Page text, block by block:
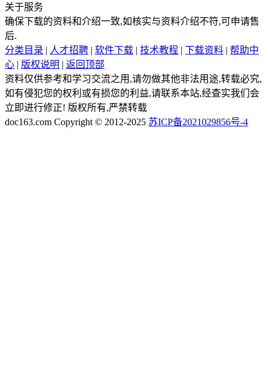
关于服务
确保下载的资料和介绍一致,如核实与资料介绍不符,可申请售
后.
分类目录 | 人才招聘 | 软件下载 | 技术教程 | 下载资料 | 帮助中
心 | 版权说明 | 返回顶部
资料仅供参考和学习交流之用,请勿做其他非法用途,转载必究,
如有侵犯您的权利或有损您的利益,请联系本站,经查实我们会
立即进行修正! 版权所有,严禁转载
doc163.com Copyright © 2012-2025 苏ICP备2021029856号-4